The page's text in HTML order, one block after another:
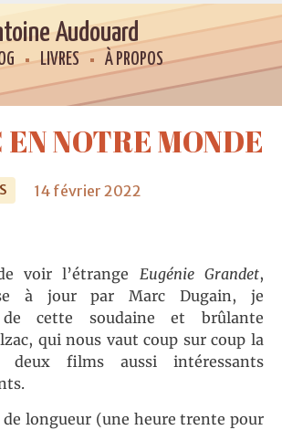
Audouard
LIVRES À PROPOS
NOTRE MONDE
14 février 2022
voir l’étrange Eugénie Grandet,
à jour par Marc Dugain, je
de cette soudaine et brûlante
qui nous vaut coup sur coup la
deux films aussi intéressants
longueur (une heure trente pour